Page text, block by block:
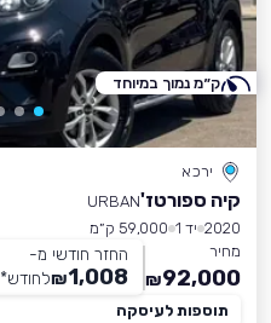
ירכא
קיה ספורטז'URBAN
2020 יד 1
59,000 ק״מ
מחיר
92,000
₪
החזר חודשי מ-
1,008
₪לחודש*
תוספות לעיסקה
ק״מ נמוך במיוחד